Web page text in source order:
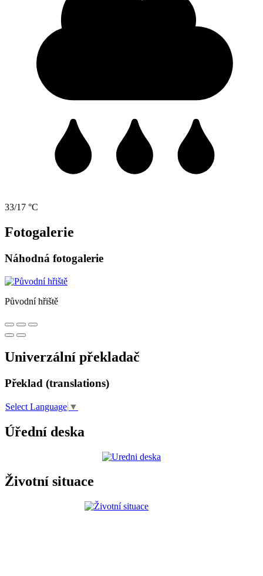
33/17 °C
Fotogalerie
Náhodná fotogalerie
Původní hřiště
Univerzální překladač
Překlad (translations)
Select Language ▼
Úřední deska
Životní situace